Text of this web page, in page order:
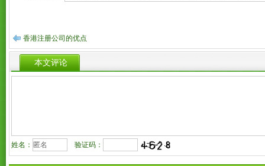
香港注册公司的优点
本文评论
姓名： 验证码：